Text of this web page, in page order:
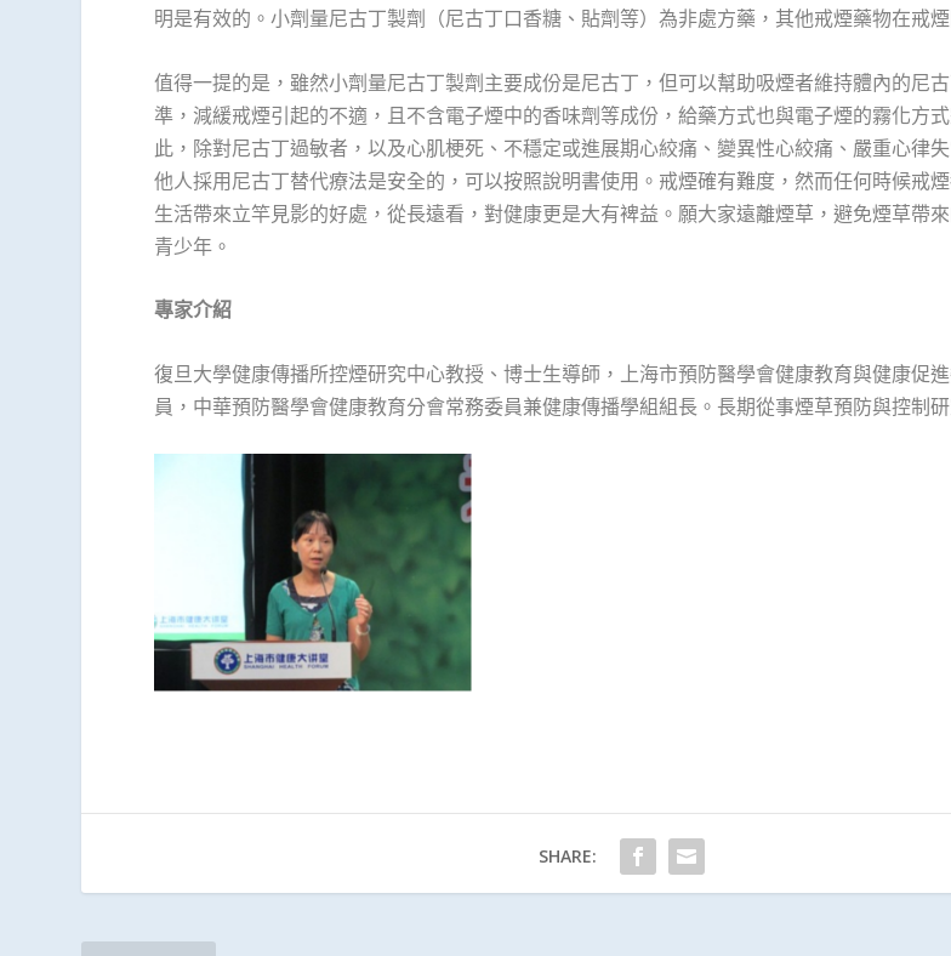
明是有效的。小劑量尼古丁製劑（尼古丁口香糖、貼劑等）為非處方藥，其他戒煙藥物在戒
值得一提的是，雖然小劑量尼古丁製劑主要成份是尼古丁，但可以幫助吸煙者維持體內的尼
準，減緩戒煙引起的不適，且不含電子煙中的香味劑等成份，給藥方式也與電子煙的霧化方
此，除對尼古丁過敏者，以及心肌梗死、不穩定或進展期心絞痛、變異性心絞痛、嚴重心律
他人採用尼古丁替代療法是安全的，可以按照說明書使用。戒煙確有難度，然而任何時候戒
生活帶來立竿見影的好處，從長遠看，對健康更是大有裨益。願大家遠離煙草，避免煙草帶
青少年。
專家介紹
復旦大學健康傳播所控煙研究中心教授、博士生導師，上海市預防醫學會健康教育與健康促
員，中華預防醫學會健康教育分會常務委員兼健康傳播學組組長。長期從事煙草預防與控制研
SHARE:
3 4 6